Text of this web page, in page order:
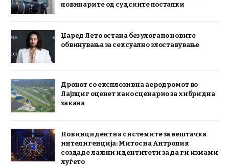
новинарите од судските постапки
Џаред Лето остана без улога по новите
обвинувања за сексуално злоставување
Дронот со експлозив на аеродромот во
Лајпциг оценет како сценарио за хибридна
закана
Нов инцидент на системите за вештачка
интелигенција: Митос на Антропик
создаде лажни идентитети за да ги измами
луѓето